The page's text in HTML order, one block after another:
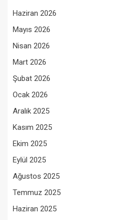
Haziran 2026
Mayıs 2026
Nisan 2026
Mart 2026
Şubat 2026
Ocak 2026
Aralık 2025
Kasım 2025
Ekim 2025
Eylül 2025
Ağustos 2025
Temmuz 2025
Haziran 2025